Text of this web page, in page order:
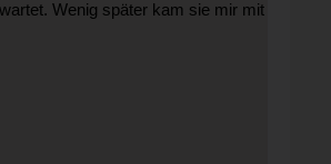
Wenig später kam sie mir mit